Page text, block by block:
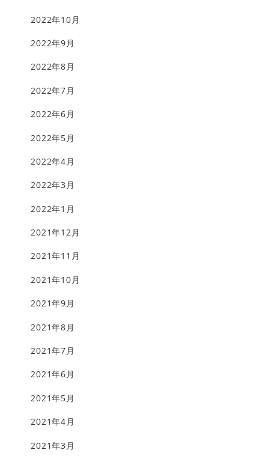
2022年10月
2022年9月
2022年8月
2022年7月
2022年6月
2022年5月
2022年4月
2022年3月
2022年1月
2021年12月
2021年11月
2021年10月
2021年9月
2021年8月
2021年7月
2021年6月
2021年5月
2021年4月
2021年3月